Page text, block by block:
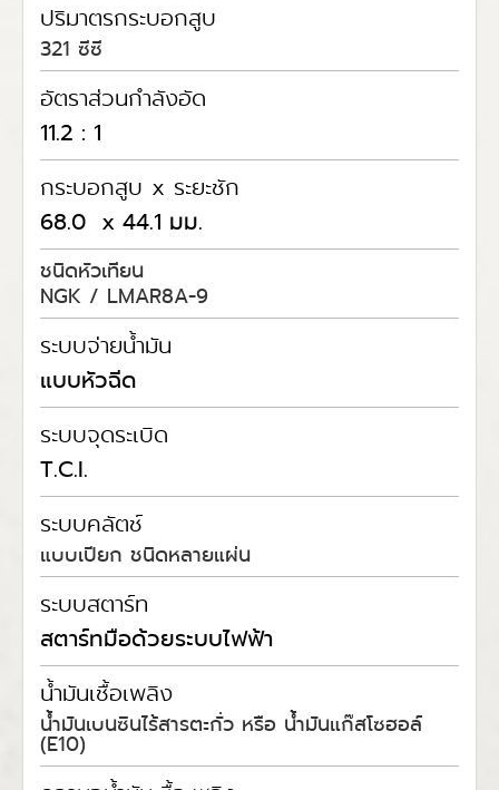
ปริมาตรกระบอกสูบ
321 ซีซี
อัตราส่วนกำลังอัด
11.2 : 1
กระบอกสูบ x ระยะชัก
68.0 x 44.1 มม.
ชนิดหัวเทียน
NGK / LMAR8A-9
ระบบจ่ายน้ำมัน
แบบหัวฉีด
ระบบจุดระเบิด
T.C.I.
ระบบคลัตช์
แบบเปียก ชนิดหลายแผ่น
ระบบสตาร์ท
สตาร์ทมือด้วยระบบไฟฟ้า
น้ำมันเชื้อเพลิง
น้ำมันเบนซินไร้สารตะกั่ว หรือ น้ำมันแก๊สโซฮอล์
(E10)